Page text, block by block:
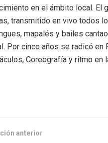
en el ámbito local. El
transmitido en vivo todos
mapalés y bailes
Por cinco años se radicó
Coreografía y ritmo en
anterior